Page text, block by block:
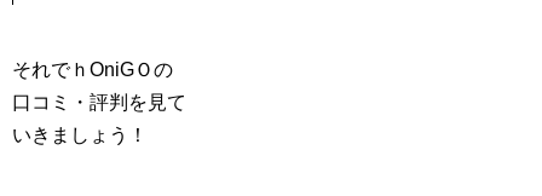
それでｈOniGＯの
口コミ・評判を見て
いきましょう！